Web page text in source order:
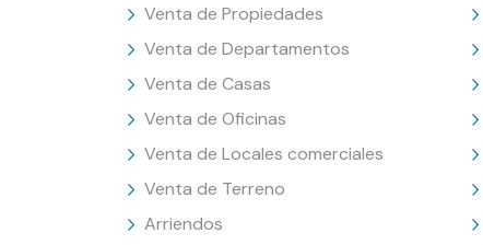
Venta de Propiedades
Venta de Departamentos
Venta de Casas
Venta de Oficinas
Venta de Locales comerciales
Venta de Terreno
Arriendos